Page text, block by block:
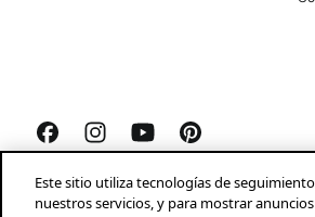
Springfield 2026© Aviso legal Condiciones
Este sitio utiliza tecnologías de
nuestros servicios, y para mostrar